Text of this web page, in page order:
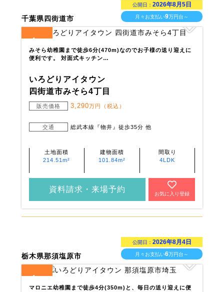
千葉県四街道市
公開日： 2026年8月5日
月々お支払い9万円台～
1
みそら幼稚園まで徒歩6分(470m)なのでお子様の送り迎えに
便利です。 対面式キッチン…
いろどりアイタウン
四街道市みそら4丁目
販売価格 3,290万円（税込）
交通 総武本線『物井』徒歩35分 他
土地面積
214.51m²
建物面積
101.84m²
間取り
4LDK
資料請求・来場予約
お気に入り登録
栃木県那須塩原市
公開日： 2026年8月4日
月々お支払い6万円台～
1
マロニエ幼稚園まで徒歩4分(350m)と、毎日の送り迎えに便